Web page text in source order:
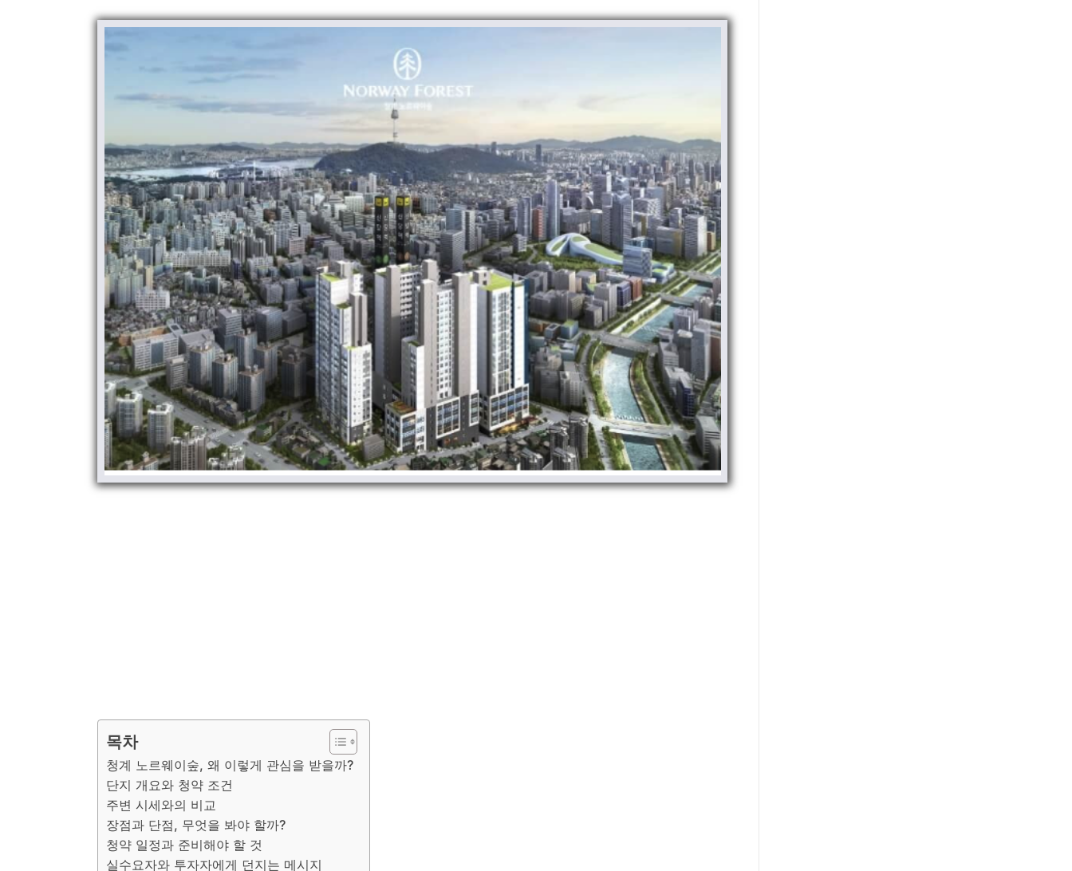
목차
청계 노르웨이숲, 왜 이렇게 관심을 받을까?
단지 개요와 청약 조건
주변 시세와의 비교
장점과 단점, 무엇을 봐야 할까?
청약 일정과 준비해야 할 것
실수요자와 투자자에게 던지는 메시지